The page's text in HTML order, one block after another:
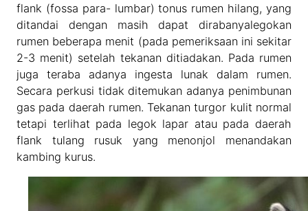
flank (fossa para- lumbar) tonus rumen hilang, yang
ditandai dengan masih dapat dirabanyalegokan
rumen beberapa menit (pada pemeriksaan ini sekitar
2-3 menit) setelah tekanan ditiadakan. Pada rumen
juga teraba adanya ingesta lunak dalam rumen.
Secara perkusi tidak ditemukan adanya penimbunan
gas pada daerah rumen. Tekanan turgor kulit normal
tetapi terlihat pada legok lapar atau pada daerah
flank tulang rusuk yang menonjol menandakan
kambing kurus.